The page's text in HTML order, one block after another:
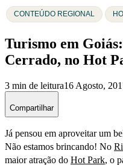
CONTEÚDO REGIONAL
Turismo em
Cerrado, no Hot
3 min de leitura16 Agosto,
Compartilhar
Já pensou em aproveitar um
Não estamos brincando! No
maior atração do Hot Park, o